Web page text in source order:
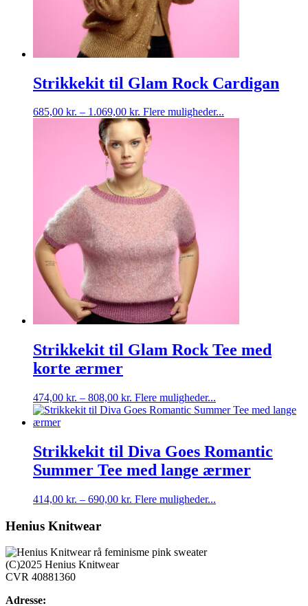
Strikkekit til Glam Rock Cardigan
685,00 kr. – 1.069,00 kr. Flere muligheder...
Strikkekit til Glam Rock Tee med
korte ærmer
474,00 kr. – 808,00 kr. Flere muligheder...
vare
Mulighederne
kan
varesiden
Strikkekit til Diva Goes Romantic
Summer Tee med lange ærmer
414,00 kr. – 690,00 kr. Flere muligheder...
Henius Knitwear
(C)2025 Henius Knitwear
CVR 40881360
Adresse: